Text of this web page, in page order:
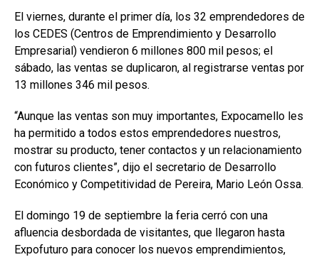
El viernes, durante el primer día, los 32 emprendedores de
los CEDES (Centros de Emprendimiento y Desarrollo
Empresarial) vendieron 6 millones 800 mil pesos; el
sábado, las ventas se duplicaron, al registrarse ventas por
13 millones 346 mil pesos.
“Aunque las ventas son muy importantes, Expocamello les
ha permitido a todos estos emprendedores nuestros,
mostrar su producto, tener contactos y un relacionamiento
con futuros clientes”, dijo el secretario de Desarrollo
Económico y Competitividad de Pereira, Mario León Ossa.
El domingo 19 de septiembre la feria cerró con una
afluencia desbordada de visitantes, que llegaron hasta
Expofuturo para conocer los nuevos emprendimientos,